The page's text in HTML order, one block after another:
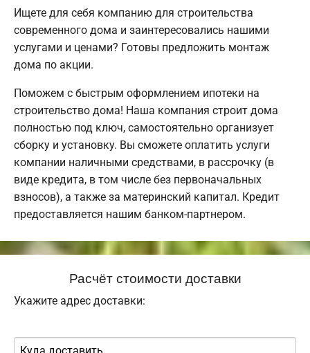
Ищете для себя компанию для строительства
современного дома и заинтересовались нашими
услугами и ценами? Готовы предложить монтаж
дома по акции.
Поможем с быстрым оформлением ипотеки на
строительство дома! Наша компания строит дома
полностью под ключ, самостоятельно организует
сборку и установку. Вы сможете оплатить услуги
компании наличными средствами, в рассрочку (в
виде кредита, в том числе без первоначальных
взносов), а также за материнский капитал. Кредит
предоставляется нашим банком-партнером.
Расчёт стоимости доставки
Укажите адрес доставки: